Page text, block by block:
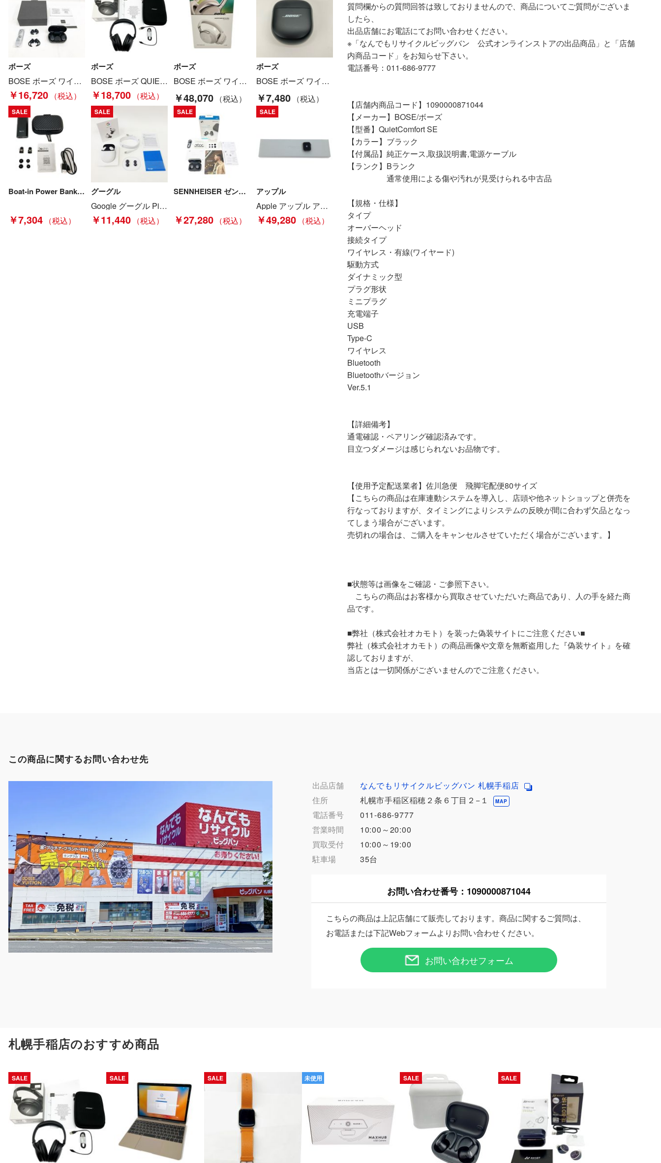
ボーズ
BOSE ボーズ ワイヤレスイヤホン QuietComfort Earbuds ブラック Bランク
￥16,720
ボーズ
BOSE ボーズ QUIETCOMFORT SE headphones ワイヤレスヘッドホン ノイズキャンセリング 866824-0500 ブラック Bランク
￥18,700
ボーズ
BOSE ボーズ ワイヤレスヘッドホン QC ULTRA HP 2nd WHT 未開封品 Nランク
￥48,070
ボーズ
BOSE ボーズ ワイヤレスイヤホン QuietComfort Ultra Earbuds ジャンク品 Dランク
￥7,480
SALE
Boat-in Power Bank Bluetooth対応 ワイヤレスイヤホン ブラック Bランク
￥7,304
SALE
グーグル
Google グーグル Pixel Bud イヤフォン GA01470-UK ホワイト ga01470-uk ホワイト Aランク
￥11,440
SALE
SENNHEISER ゼンハイザー Bluetooth ワイヤレスイヤホン MOMENTUM True Wireless 3 Aランク
￥27,280
SALE
アップル
Apple アップル アップルウォッチ Apple WatchSeries 7 スターライトカラーバンド MKMY3J/A Aランク
￥49,280
質問欄からの質問回答は致しておりませんので、商品についてご質問がございま
したら、
出品店舗にお電話にてお問い合わせください。
※「なんでもリサイクルビッグバン 公式オンラインストアの出品商品」と「店舗
内商品コード」をお知らせ下さい。
電話番号：011-686-9777
【店舗内商品コード】1090000871044
【メーカー】BOSE/ボーズ
【型番】QuietComfort SE
【カラー】ブラック
【付属品】純正ケース,取扱説明書,電源ケーブル
【ランク】Bランク
通常使用による傷や汚れが見受けられる中古品
【規格・仕様】
タイプ
オーバーヘッド
接続タイプ
ワイヤレス・有線(ワイヤード)
駆動方式
ダイナミック型
プラグ形状
ミニプラグ
充電端子
USB
Type-C
ワイヤレス
Bluetooth
Bluetoothバージョン
Ver.5.1
【詳細備考】
通電確認・ペアリング確認済みです。
目立つダメージは感じられないお品物です。
【使用予定配送業者】佐川急便 飛脚宅配便80サイズ
【こちらの商品は在庫連動システムを導入し、店頭や他ネットショップと併売を
行なっておりますが、タイミングによりシステムの反映が間に合わず欠品となっ
てしまう場合がございます。
売切れの場合は、ご購入をキャンセルさせていただく場合がございます。】
■状態等は画像をご確認・ご参照下さい。
こちらの商品はお客様から買取させていただいた商品であり、人の手を経た商
品です。
■弊社（株式会社オカモト）を装った偽装サイトにご注意ください■
弊社（株式会社オカモト）の商品画像や文章を無断盗用した『偽装サイト』を確
認しておりますが、
当店とは一切関係がございませんのでご注意ください。
この商品に関するお問い合わせ先
出品店舗
なんでもリサイクルビッグバン 札幌手稲店
住所
札幌市手稲区稲穂２条６丁目２−１ MAP
電話番号
011-686-9777
営業時間
10:00～20:00
買取受付
10:00～19:00
駐車場
35台
お問い合わせ番号： 1090000871044
こちらの商品は上記店舗にて販売しております。商品に関するご質問は、
お電話または下記Webフォームよりお問い合わせください。
お問い合わせフォーム
札幌手稲店のおすすめ商品
SALE SALE SALE 未使用 SALE SALE